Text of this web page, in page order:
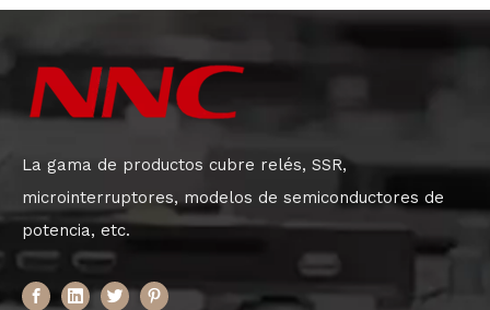
La gama de productos cubre relés, SSR,
microinterruptores, modelos de semiconductores de
potencia, etc.